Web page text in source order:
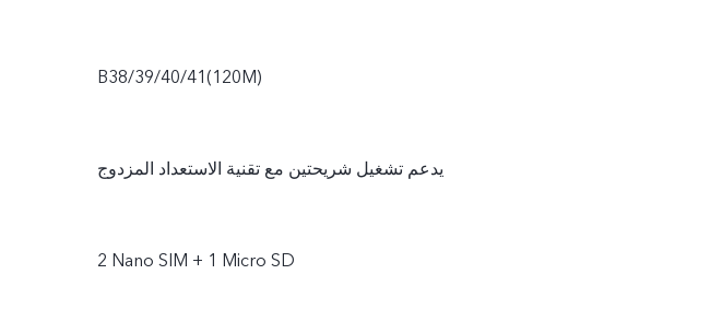
B38/39/40/41(120M)
يدعم تشغيل شريحتين مع تقنية الاستعداد المزدوج
‎2 Nano SIM ‏+ ‎1 Micro SD